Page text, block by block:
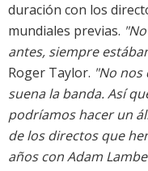
duración con los
mundiales previas.
antes, siempre
Roger Taylor. "No
suena la banda. Así
podríamos hacer un
de los directos que
años con Adam